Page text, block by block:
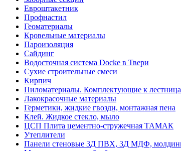
Евроштакетник
Профнастил
Геоматериалы
Кровельные материалы
Пароизоляция
Сайдинг
Водосточная система Docke в Твери
Сухие строительные смеси
Кирпич
Пиломатериалы. Комплектующие к
Лакокрасочные материалы
Герметики, жидкие гвозди, монтажная пена
Клей. Жидкое стекло, мыло
ЦСП Плита цементно-стружечная ТАМАК
Утеплители
Панели стеновые 3Д ПВХ, 3Д МДФ,